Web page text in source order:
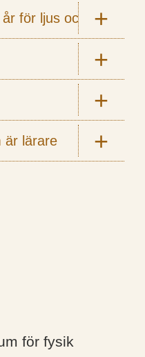
för ljus och
är lärare
för fysik